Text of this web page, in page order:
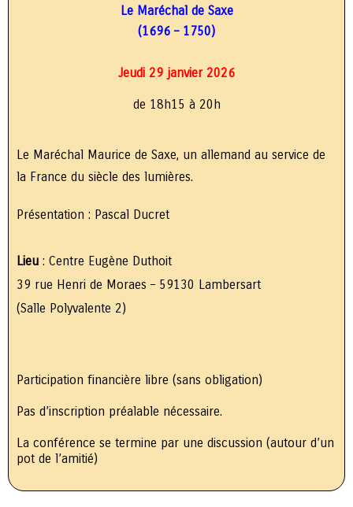
Le Maréchal de Saxe
(1696 – 1750)
Jeudi 29 janvier 2026
de 18h15 à 20h
Le Maréchal Maurice de Saxe, un allemand au service de
la France du siècle des lumières.
Présentation : Pascal Ducret
Lieu : Centre Eugène Duthoit
39 rue Henri de Moraes – 59130 Lambersart
(Salle Polyvalente 2)
Participation financière libre (sans obligation)
Pas d’inscription préalable nécessaire.
La conférence se termine par une discussion (autour d’un
pot de l’amitié)